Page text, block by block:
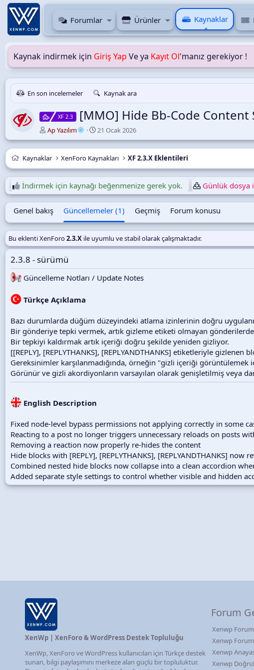
Forumlar Ürünler Kaynaklar
Kaynak indirmek için Giriş Yap Ve ya Kayıt Ol'manız gerekiyor !
En son incelemeler Kaynak ara
XF 2.3 [MMO] Hide Bb-Code Content
Y
a
z
a
Ap Yazılım
O
l
u
ş
r
u
l
m
a
a
r
21 Ocak 2026
Kaynaklar XenForo Kaynakları XF 2.3.X Eklentileri
İndirmek için kaynağı beğenmenize gerek yok. Günlük dosya
Genel bakış Güncellemeler (1) Geçmiş Forum konusu
Bu eklenti XenForo2.3.X ile uyumlu ve stabil olarak çalışmaktadır.
2.3.8 - sürümü
Güncelleme Notları / Update Notes
Türkçe Açıklama
Bazı durumlarda düğüm düzeyindeki atlama izinlerinin doğru
Bir gönderiye tepki vermek, artık gizleme etiketi olmayan
Bir tepkiyi kaldırmak artık içeriği doğru şekilde yeniden gizliyor.
[[REPLY], [REPLYTHANKS], [REPLYANDTHANKS] etiketleriyle
Gereksinimler karşılanmadığında, örneğin "gizli içeriği
Görünür ve gizli akordiyonların varsayılan olarak genişletilmiş veya
English Description
Fixed node-level bypass permissions not applying correctly in some
Reacting to a post no longer triggers unnecessary reloads on posts
Removing a reaction now properly re-hides the content
Hide blocks with [REPLY], [REPLYTHANKS], [REPLYANDTHANKS]
Combined nested hide blocks now collapse into a clean accordion
Added separate style settings to control whether visible and hidden
XenWp | XenForo & WordPress Destek Topluluğu
XenWp, XenForo ve WordPress kullanıcıları için Türkçe destek
sunan, bilgi paylaşımını merkeze alan güçlü bir topluluktur.
Forum
Xenwp
Xenwp Forum
Xenwp
Xenwp